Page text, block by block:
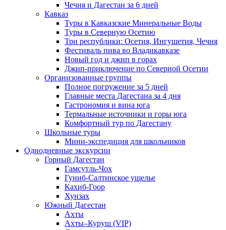
Чечня и Дагестан за 6 дней
Кавказ
Туры в Кавказские Минеральные Воды
Туры в Северную Осетию
Три республики: Осетия, Ингушетия, Чечня
Фестиваль пива во Владикавказе
Новый год и джип в горах
Джип-приключение по Северной Осетии
Организованные группы
Полное погружение за 5 дней
Главные места Дагестана за 4 дня
Гастрономия и вина юга
Термальные источники и горы юга
Комфортный тур по Дагестану
Школьные туры
Мини-экспедиция для школьников
Однодневные экскурсии
Горный Дагестан
Гамсутль-Чох
Гуниб-Салтинское ущелье
Кахиб-Гоор
Хунзах
Южный Дагестан
Ахты
Ахты–Куруш (VIP)